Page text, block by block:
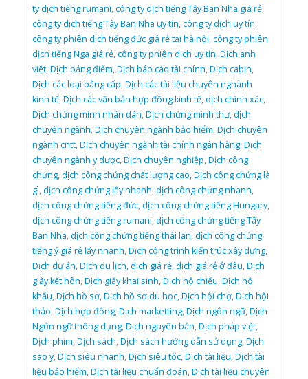
ty dịch tiếng rumani,công ty dịch tiếng Tây Ban Nha giá rẻ,
công ty dịch tiếng Tây Ban Nha uy tín,công ty dịch uy tín,
công ty phiên dịch tiếng đức giá rẻ tại hà nội,công ty phiên
dịch tiếng Nga giá rẻ,công ty phiên dịch uy tín,Dịch anh
việt,Dịch bảng điểm,Dịch báo cáo tài chính,Dịch cabin,
Dịch các loại bằng cấp,Dịch các tài liệu chuyên nghành
kinh tế,Dịch các văn bản hợp đồng kinh tế,dịch chính xác,
Dịch chứng minh nhân dân,Dịch chứng minh thư,dịch
chuyên ngành,Dịch chuyên ngành bảo hiểm,Dịch chuyên
ngành cntt,Dịch chuyên ngành tài chính ngân hàng,Dịch
chuyên ngành y dược,Dịch chuyên nghiệp,Dịch công
chứng,dịch công chứng chất lượng cao,Dịch công chứng là
gì,dịch công chứng lấy nhanh,dịch công chứng nhanh,
dịch công chứng tiếng đức,dịch công chứng tiếng Hungary,
dịch công chứng tiếng rumani,dịch công chứng tiếng Tây
Ban Nha,dịch công chứng tiếng thái lan,dịch công chứng
tiếng ý giá rẻ lấy nhanh,Dịch công trình kiến trúc xây dựng,
Dịch dự án,Dịch du lịch,dịch giá rẻ,dịch giá rẻ ở đâu,Dịch
giấy kết hôn,Dịch giấy khai sinh,Dịch hộ chiếu,Dịch hộ
khẩu,Dịch hồ sơ,Dịch hồ sơ du học,Dịch hội chợ,Dịch hội
thảo,Dịch hợp đồng,Dịch marketting,Dịch ngôn ngữ,Dịch
Ngôn ngữ thông dụng,Dịch nguyên bản,Dịch pháp việt,
Dịch phim,Dịch sách,Dịch sách hướng dẫn sử dụng,Dịch
sao y,Dịch siêu nhanh,Dịch siêu tốc,Dịch tài liệu,Dịch tài
liệu bảo hiểm,Dịch tài liệu chuẩn đoán,Dịch tài liệu chuyên